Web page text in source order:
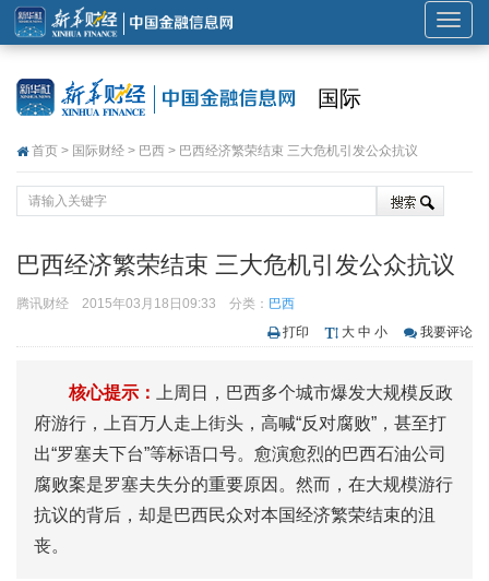
展
开
国际
首页 > 国际财经 > 巴西 > 巴西经济繁荣结束 三大危机引发公众抗议
巴西经济繁荣结束 三大危机引发公众抗议
腾讯财经 2015年03月18日09:33 分类： 巴西
打印
大 中 小 我要评论
核心提示：
上周日，巴西多个城市爆发大规模反政
府游行，上百万人走上街头，高喊“反对腐败”，甚至打
出“罗塞夫下台”等标语口号。愈演愈烈的巴西石油公司
腐败案是罗塞夫失分的重要原因。然而，在大规模游行
抗议的背后，却是巴西民众对本国经济繁荣结束的沮
丧。